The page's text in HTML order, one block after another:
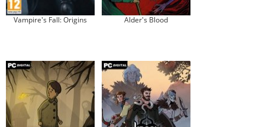
Vampire's Fall: Origins Alder's Blood